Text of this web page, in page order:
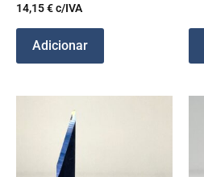
14,15€c/IVA
Adicionar